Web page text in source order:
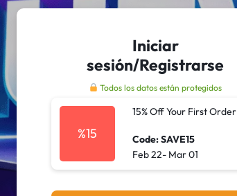
Iniciar
sesión/Registrarse
Todos los datos están protegidos
%15
15% Off Your First Order
Code: SAVE15
Feb 22- Mar 01